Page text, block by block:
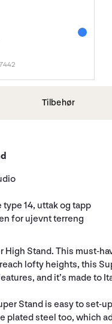
Tilbehør
14, uttak og tapp
for ujevnt terreng
Stand. This must-
lofty heights, this
and it’s made to
Stand is easy to set-
plated steel too, which